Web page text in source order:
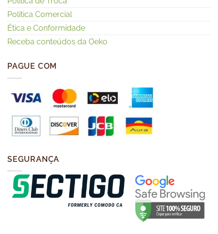
Política Comercial
Ética e Conformidade
Receba conteúdos da Oeko
PAGUE COM
SEGURANÇA